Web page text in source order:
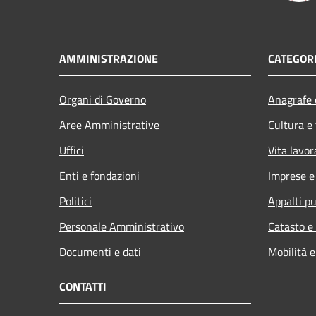
AMMINISTRAZIONE
Organi di Governo
Aree Amministrative
Uffici
Enti e fondazioni
Politici
Personale Amministrativo
Documenti e dati
Cultura
Vita
Imprese
Appalti
Catasto
Mobilità
CONTATTI